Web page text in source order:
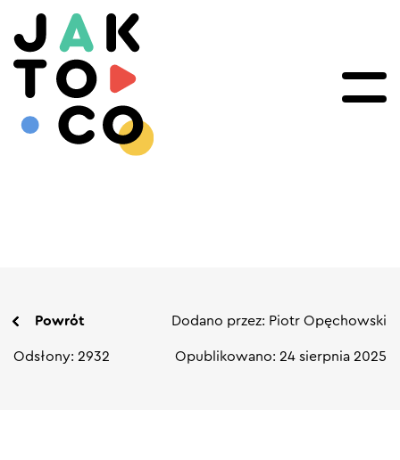
Powrót Dodano przez: Piotr Opęchowski
Odsłony: 2932 Opublikowano: 24 sierpnia 2025